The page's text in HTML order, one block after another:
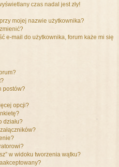
czas nadal jest zły!
mojej nazwie użytkownika?
e-mail do użytkownika, forum każe mi się
postów?
opcji?
działu?
w widoku tworzenia wątku?